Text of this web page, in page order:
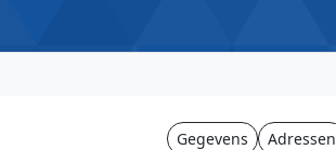
Gegevens Adressen